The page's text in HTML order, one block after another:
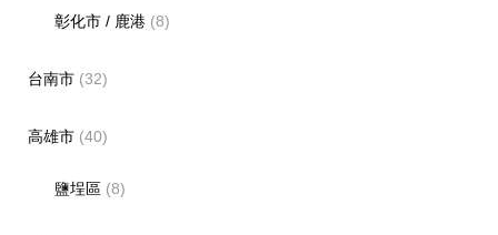
彰化市 / 鹿港 (8)
台南市(32)
高雄市(40)
鹽埕區 (8)